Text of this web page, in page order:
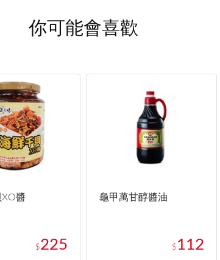
你可能會喜歡
醬
$225
龜甲萬甘醇醬油
$ 112